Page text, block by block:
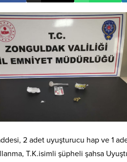
2 adet uyuşturucu hap ve 1
T.K.isimli şüpheli şahsa